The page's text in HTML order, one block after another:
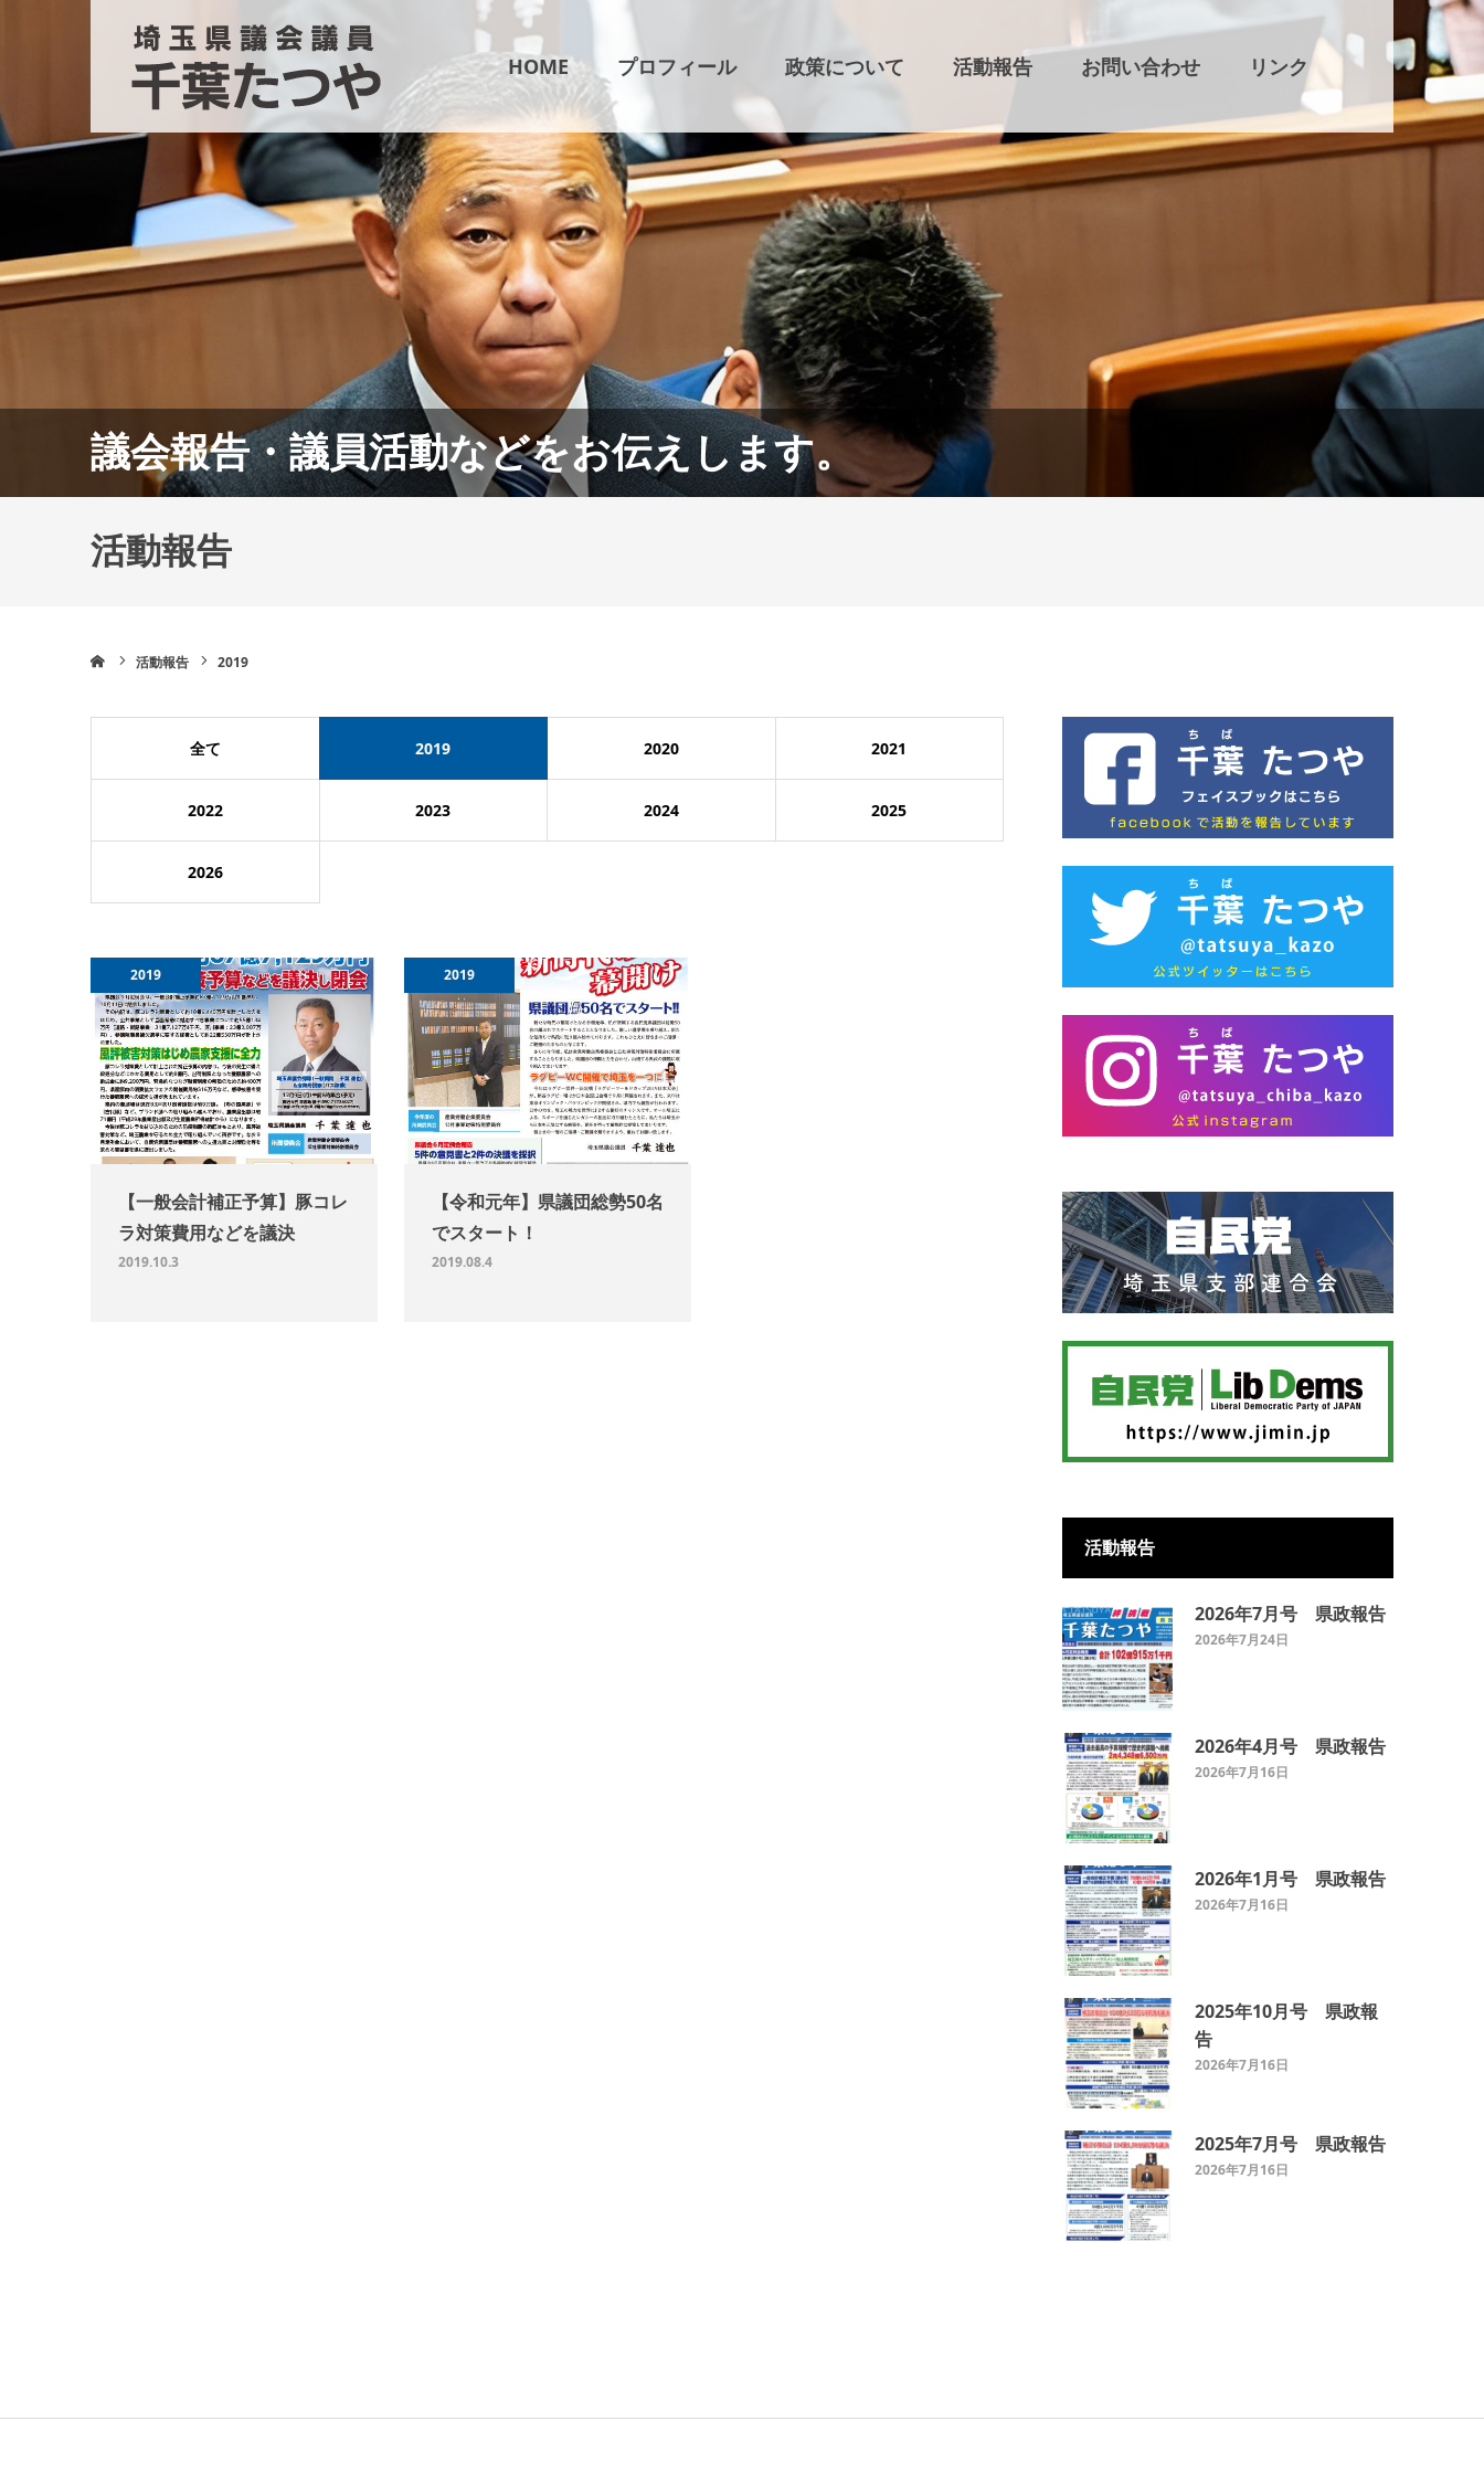
HOME プロフィール 政策について 活動報告 お問い合わせ リンク
議会報告・議員活動などをお伝えします。
活動報告
活動報告 2019
全て 2019 2020 2021
2022 2023 2024 2025
2026
2019
【一般会計補正予算】豚コレ
ラ対策費用などを議決
2019.10.3
2019
【令和元年】県議団総勢50名
でスタート！
2019.08.4
活動報告
2026年7月号 県政報告
2026年7月24日
2026年4月号 県政報告
2026年7月16日
2026年1月号 県政報告
2026年7月16日
2025年10月号 県政報
告
2026年7月16日
2025年7月号 県政報告
2026年7月16日